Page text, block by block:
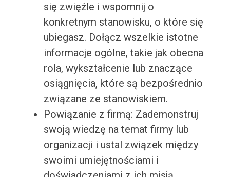
się zwięźle i wspomnij o
konkretnym stanowisku, o które się
ubiegasz. Dołącz wszelkie istotne
informacje ogólne, takie jak obecna
rola, wykształcenie lub znaczące
osiągnięcia, które są bezpośrednio
związane ze stanowiskiem.
Powiązanie z firmą: Zademonstruj
swoją wiedzę na temat firmy lub
organizacji i ustal związek między
swoimi umiejętnościami i